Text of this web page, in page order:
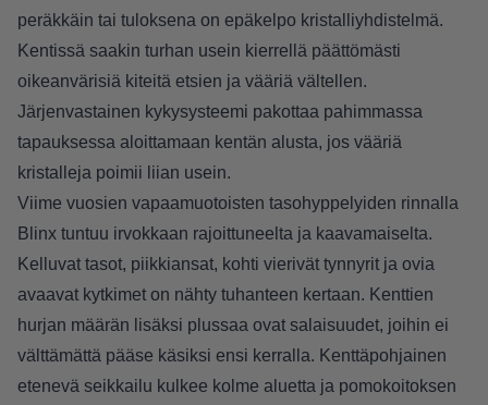
peräkkäin tai tuloksena on epäkelpo kristalliyhdistelmä.
Kentissä saakin turhan usein kierrellä päättömästi
oikeanvärisiä kiteitä etsien ja vääriä vältellen.
Järjenvastainen kykysysteemi pakottaa pahimmassa
tapauksessa aloittamaan kentän alusta, jos vääriä
kristalleja poimii liian usein.
Viime vuosien vapaamuotoisten tasohyppelyiden rinnalla
Blinx tuntuu irvokkaan rajoittuneelta ja kaavamaiselta.
Kelluvat tasot, piikkiansat, kohti vierivät tynnyrit ja ovia
avaavat kytkimet on nähty tuhanteen kertaan. Kenttien
hurjan määrän lisäksi plussaa ovat salaisuudet, joihin ei
välttämättä pääse käsiksi ensi kerralla. Kenttäpohjainen
etenevä seikkailu kulkee kolme aluetta ja pomokoitoksen